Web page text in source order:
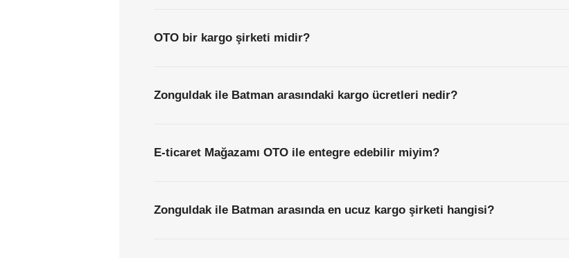
OTO bir kargo şirketi midir?
Zonguldak ile Batman arasındaki kargo ücretleri nedir?
E-ticaret Mağazamı OTO ile entegre edebilir miyim?
Zonguldak ile Batman arasında en ucuz kargo şirketi hangisi?